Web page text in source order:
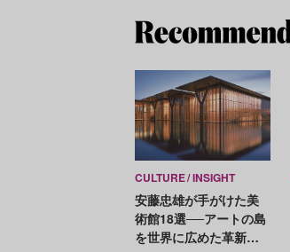
CULTURE INSIGHT
安藤忠雄が手がけた美
術館18選──アートの島
を世界に広めた革新と